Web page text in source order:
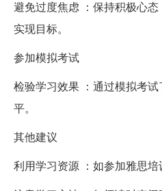
避免过度焦虑 ：保持积极心
实现目标。
参加模拟考试
检验学习效果 ：通过模拟考
平。
其他建议
利用学习资源 ：如参加雅思培